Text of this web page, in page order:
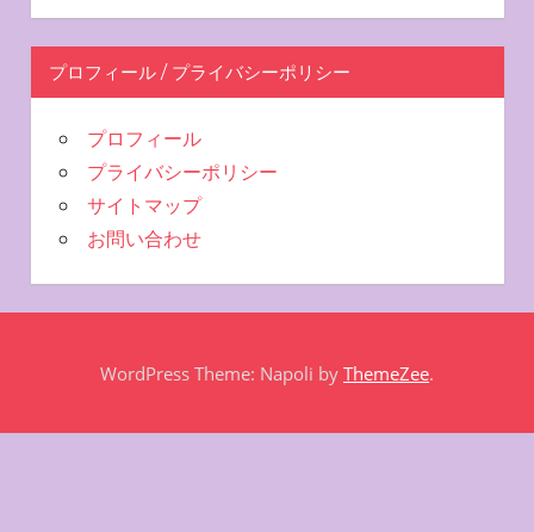
プロフィール / プライバシーポリシー
プロフィール
プライバシーポリシー
サイトマップ
お問い合わせ
WordPress Theme: Napoli by ThemeZee.